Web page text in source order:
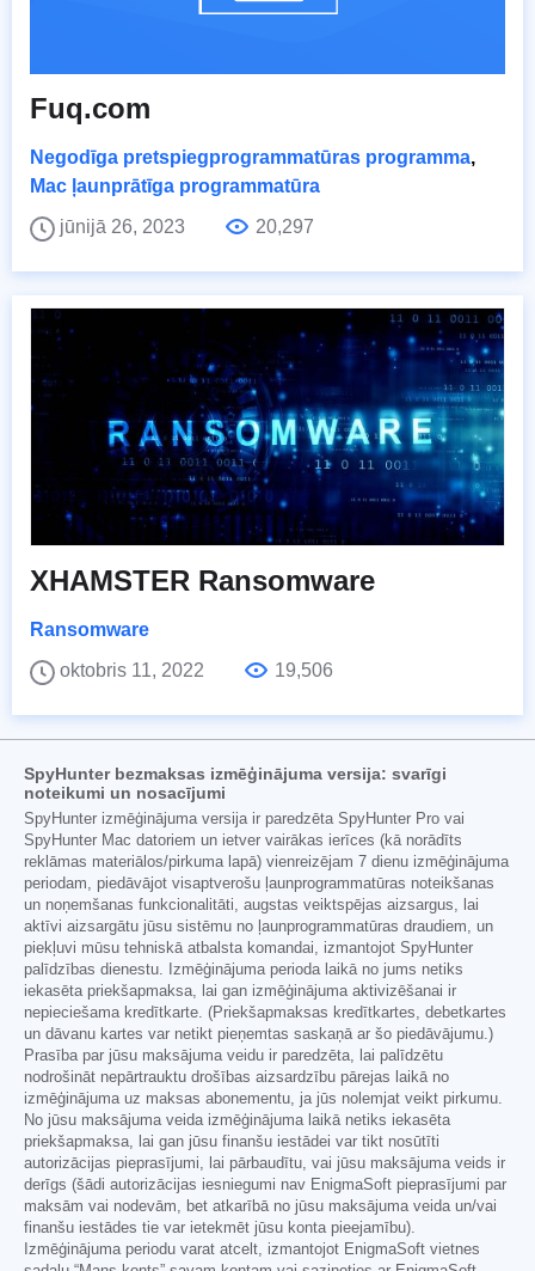
Fuq.com
Negodīga pretspiegprogrammatūras programma,
Mac ļaunprātīga programmatūra
jūnijā 26, 2023
20,297
XHAMSTER Ransomware
Ransomware
oktobris 11, 2022
19,506
SpyHunter bezmaksas izmēģinājuma versija: svarīgi
noteikumi un nosacījumi
SpyHunter izmēģinājuma versija ir paredzēta SpyHunter Pro vai
SpyHunter Mac datoriem un ietver vairākas ierīces (kā norādīts
reklāmas materiālos/pirkuma lapā) vienreizējam 7 dienu izmēģinājuma
periodam, piedāvājot visaptverošu ļaunprogrammatūras noteikšanas
un noņemšanas funkcionalitāti, augstas veiktspējas aizsargus, lai
aktīvi aizsargātu jūsu sistēmu no ļaunprogrammatūras draudiem, un
piekļuvi mūsu tehniskā atbalsta komandai, izmantojot SpyHunter
palīdzības dienestu. Izmēģinājuma perioda laikā no jums netiks
iekasēta priekšapmaksa, lai gan izmēģinājuma aktivizēšanai ir
nepieciešama kredītkarte. (Priekšapmaksas kredītkartes, debetkartes
un dāvanu kartes var netikt pieņemtas saskaņā ar šo piedāvājumu.)
Prasība par jūsu maksājuma veidu ir paredzēta, lai palīdzētu
nodrošināt nepārtrauktu drošības aizsardzību pārejas laikā no
izmēģinājuma uz maksas abonementu, ja jūs nolemjat veikt pirkumu.
No jūsu maksājuma veida izmēģinājuma laikā netiks iekasēta
priekšapmaksa, lai gan jūsu finanšu iestādei var tikt nosūtīti
autorizācijas pieprasījumi, lai pārbaudītu, vai jūsu maksājuma veids ir
derīgs (šādi autorizācijas iesniegumi nav EnigmaSoft pieprasījumi par
maksām vai nodevām, bet atkarībā no jūsu maksājuma veida un/vai
finanšu iestādes tie var ietekmēt jūsu konta pieejamību).
Izmēģinājuma periodu varat atcelt, izmantojot EnigmaSoft vietnes